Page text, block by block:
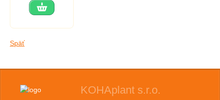
Späť
KOHAplant s.r.o.